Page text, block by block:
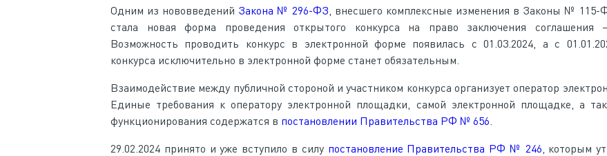
Одним из нововведений Закона № 296-ФЗ , внесшего комплексные изменения в Законы №
стала новая форма проведения открытого конкурса на право заключения соглашения –
Возможность проводить конкурс в электронной форме появилась с 01.03.2024, а с
конкурса исключительно в электронной форме станет обязательным.
Взаимодействие между публичной стороной и участником конкурса организует оператор
Единые требования к оператору электронной площадки, самой электронной площадке, а
функционирования содержатся в постановлении Правительства РФ № 656
29.02.2024 принято и уже вступило в силу постановление Правительства РФ № 246 , которым